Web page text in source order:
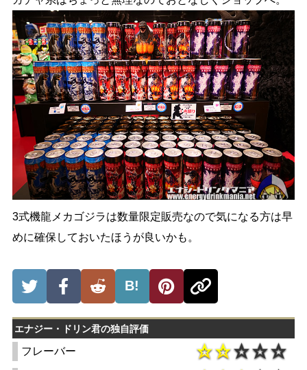
3式機龍メカゴジラは数量限定販売なので気になる方は早
めに確保しておいたほうが良いかも。
B!
エナジー・ドリン君の独自評価
フレーバー